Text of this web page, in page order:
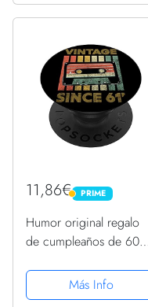
11,86€ PRIME
PRIME
Humor original regalo
de cumpleaños de 60
PopSockets PopGrip
Intercambiable
Más Info